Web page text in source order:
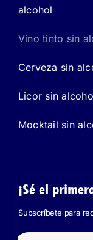
alcohol
Vino tinto sin
Cerveza sin
Licor sin
Mocktail sin
¡Sé el
Subscríbete para